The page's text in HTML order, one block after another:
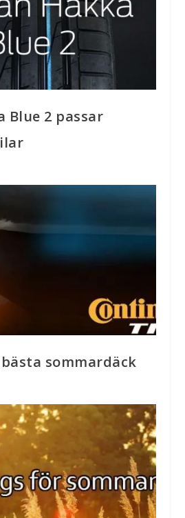
Blue 2 passar
sommardäck